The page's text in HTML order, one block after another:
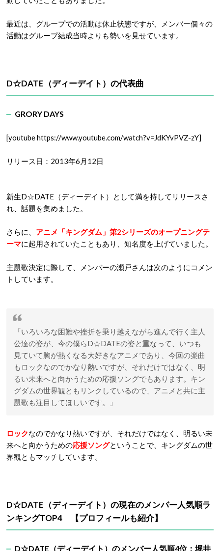
最近は、グループでの活動は休止状態ですが、メンバー個々の
活動はグループ結成当時よりも勢いを見せています。
D☆DATE （ディーデイト） の代表曲
GRORY DAYS
[youtube https://www.youtube.com/watch?v=JdKYvPVZ-zY]
リリース日：2013年6月12日
新生D☆DATE（ディーデイト）として満を持してリリースさ
れ、話題を集めました。
さらに、 アニメ「キングダム」第2シリーズのオープニングテ
ーマに起用されていたこともあり、知名度を上げていました。
主題歌決定に際して、メンバーの瀬戸さんは次のようにコメン
トしています。
「いろいろな困難や挫折を乗り越えながら進んで行く主人
公達の姿が、今の僕らD☆DATEの姿と重なって、いつも
見ていて胸が熱くなる大好きなアニメであり、今回の楽曲
もロックなのでかなり熱いですが、それだけではなく、明
るい未来へと向かうための応援ソングでもあります。キン
グダムの世界観ともリンクしているので、アニメと共に主
題歌も注目してほしいです。」
ロックなのでかなり熱いですが、それだけではなく、明るい未
来へと向かうための応援ソングということで、キングダムの世
界観ともマッチしています。
D☆DATE （ディーデイト）の現在のメンバー人気順ラ
ンキングTOP4 【プロフィールも紹介】
D☆DATE （ディーデイト） のメンバー人気順4位：堀井